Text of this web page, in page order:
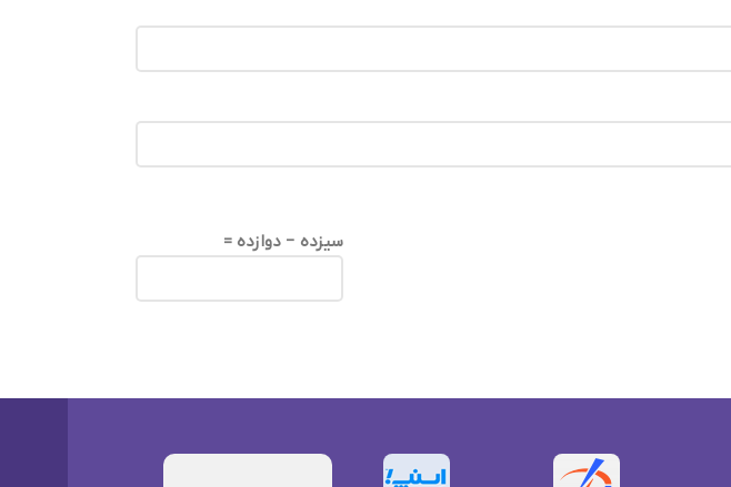
سیزده − دوازده =